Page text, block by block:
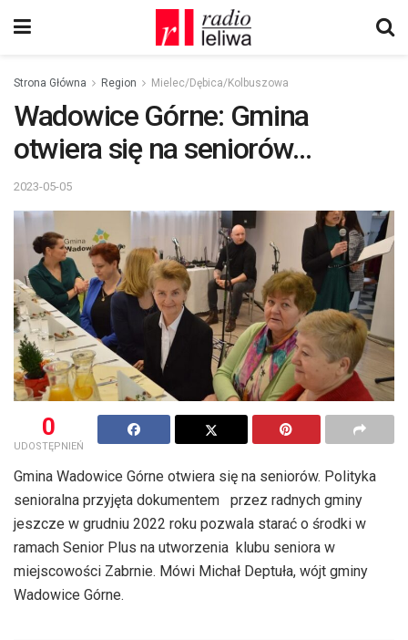
Strona Główna Region Mielec/Dębica/Kolbuszowa
Wadowice Górne: Gmina
otwiera się na seniorów…
2023-05-05
0
UDOSTĘPNIEŃ
Gmina Wadowice Górne otwiera się na seniorów. Polityka
senioralna przyjęta dokumentem przez radnych gminy
jeszcze w grudniu 2022 roku pozwala starać o środki w
ramach Senior Plus na utworzenia klubu seniora w
miejscowości Zabrnie. Mówi Michał Deptuła, wójt gminy
Wadowice Górne.